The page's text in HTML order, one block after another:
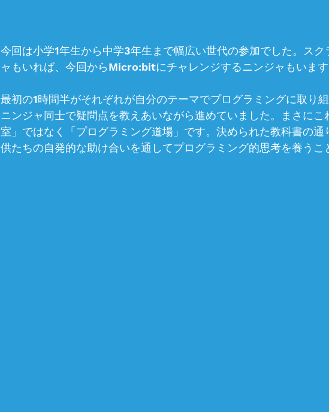
今回は小学1年生から中学3年生まで幅広い世代の参加でした。ス
ャもいれば、今回からMicro:bitにチャレンジするニンジャもいます
最初の1時間半がそれぞれが自分のテーマでプログラミングに取り組
ニンジャ同士で疑問点を教えあいながら進めていました。まさにこ
室」ではなく「プログラミング道場」です。決められた教科書の通
供たちの自発的な助け合いを通してプログラミング的思考を養うこ